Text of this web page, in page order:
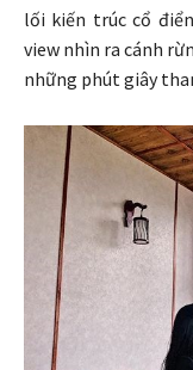
lối kiến trúc cổ
view nhìn ra cánh
những phút giây